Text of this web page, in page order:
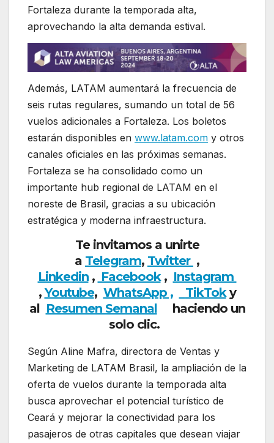
Fortaleza durante la temporada alta,
aprovechando la alta demanda estival.
Además, LATAM aumentará la frecuencia de
seis rutas regulares, sumando un total de 56
vuelos adicionales a Fortaleza. Los boletos
estarán disponibles en www.latam.com y otros
canales oficiales en las próximas semanas.
Fortaleza se ha consolidado como un
importante hub regional de LATAM en el
noreste de Brasil, gracias a su ubicación
estratégica y moderna infraestructura.
Te invitamos a unirte
a Telegram, Twitter ,
Linkedin, Facebook, Instagram
,Youtube, WhatsApp , TikToky
al Resumen Semanalhaciendo un
solo clic.
Según Aline Mafra, directora de Ventas y
Marketing de LATAM Brasil, la ampliación de la
oferta de vuelos durante la temporada alta
busca aprovechar el potencial turístico de
Ceará y mejorar la conectividad para los
pasajeros de otras capitales que desean viajar